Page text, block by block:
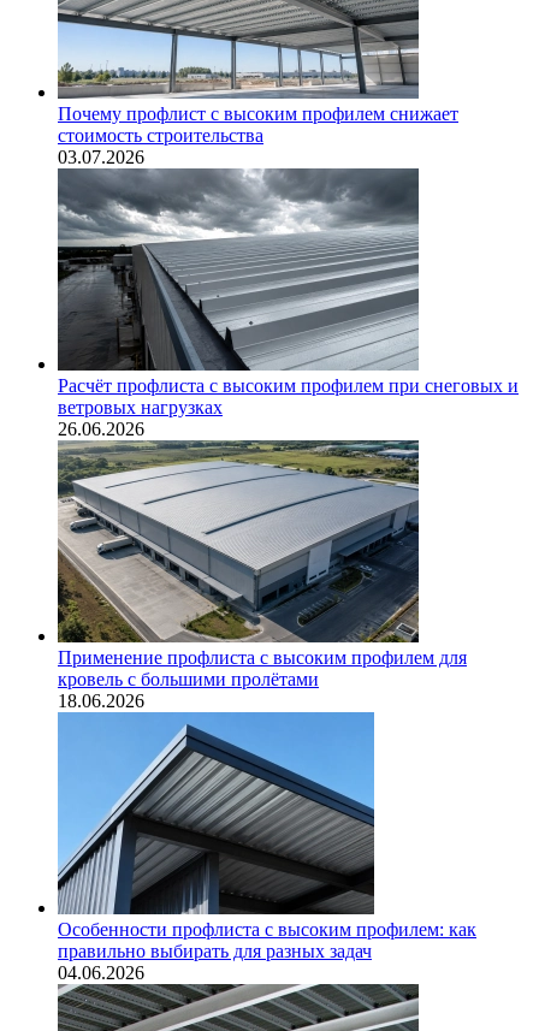
Почему профлист с высоким профилем снижает
стоимость строительства
03.07.2026
Расчёт профлиста с высоким профилем при снеговых и
ветровых нагрузках
26.06.2026
Применение профлиста с высоким профилем для
кровель с большими пролётами
18.06.2026
Особенности профлиста с высоким профилем: как
правильно выбирать для разных задач
04.06.2026